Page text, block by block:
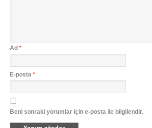
Ad *
E-posta *
Beni sonraki yorumlar için e-posta ile bilgilendir.